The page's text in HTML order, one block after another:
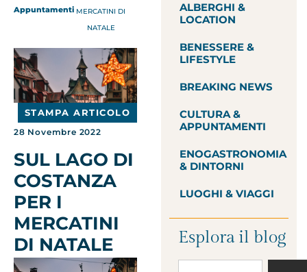
Appuntamenti MERCATINI DI
NATALE
STAMPA ARTICOLO
28 Novembre 2022
SUL LAGO DI
COSTANZA
PER I
MERCATINI
DI NATALE
ALBERGHI &
LOCATION
BENESSERE &
LIFESTYLE
BREAKING NEWS
CULTURA &
APPUNTAMENTI
ENOGASTRONOMIA
& DINTORNI
LUOGHI & VIAGGI
Esplora il blog